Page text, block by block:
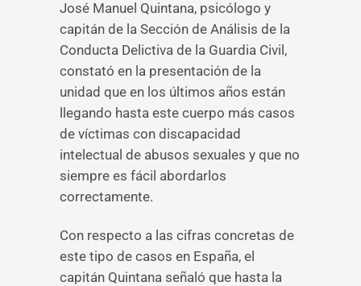
José Manuel Quintana, psicólogo y
capitán de la Sección de Análisis de la
Conducta Delictiva de la Guardia Civil,
constató en la presentación de la
unidad que en los últimos años están
llegando hasta este cuerpo más casos
de víctimas con discapacidad
intelectual de abusos sexuales y que no
siempre es fácil abordarlos
correctamente.
Con respecto a las cifras concretas de
este tipo de casos en España, el
capitán Quintana señaló que hasta la